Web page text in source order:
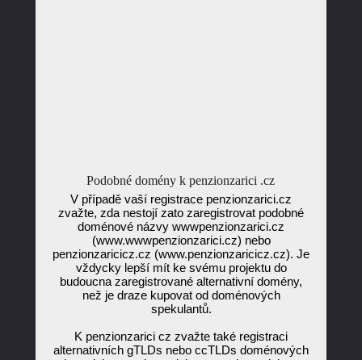
Podobné domény k penzionzarici .cz
V případě vaší registrace penzionzarici.cz
zvažte, zda nestojí zato zaregistrovat podobné
doménové názvy wwwpenzionzarici.cz
(www.wwwpenzionzarici.cz) nebo
penzionzaricicz.cz (www.penzionzaricicz.cz). Je
vždycky lepší mít ke svému projektu do
budoucna zaregistrované alternativní domény,
než je draze kupovat od doménových
spekulantů.
K penzionzarici cz zvažte také registraci
alternativních gTLDs nebo ccTLDs doménových